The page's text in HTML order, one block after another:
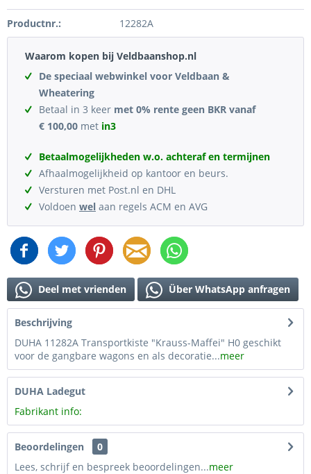
Productnr.: 12282A
Waarom kopen bij Veldbaanshop.nl
De speciaal webwinkel voor Veldbaan &
Wheatering
Betaal in 3 keer met 0% rente geen BKR vanaf
€ 100,00 met in3
Betaalmogelijkheden w.o. achteraf en termijnen
Afhaalmogelijkheid op kantoor en beurs.
Versturen met Post.nl en DHL
Voldoen wel aan regels ACM en AVG
Deel met vrienden Über WhatsApp anfragen
Beschrijving
DUHA 11282A Transportkiste "Krauss-Maffei" H0 geschikt
voor de gangbare wagons en als decoratie...meer
DUHA Ladegut
Fabrikant info:
Beoordelingen
0
Lees, schrijf en bespreek beoordelingen...meer